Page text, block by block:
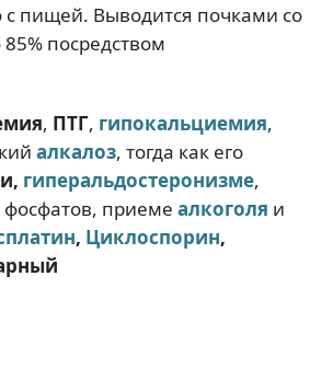
с пищей. Выводится почками со
посредством
, ПТГ, гипокальциемия,
алкалоз, тогда как его
гиперальдостеронизме,
приеме алкоголя и
, Циклоспорин,